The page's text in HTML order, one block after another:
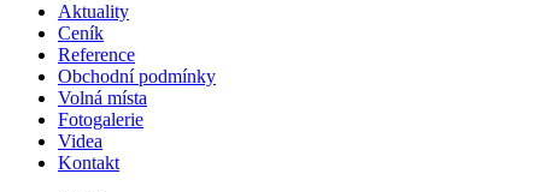
Aktuality
Ceník
Reference
Obchodní podmínky
Volná místa
Fotogalerie
Videa
Kontakt